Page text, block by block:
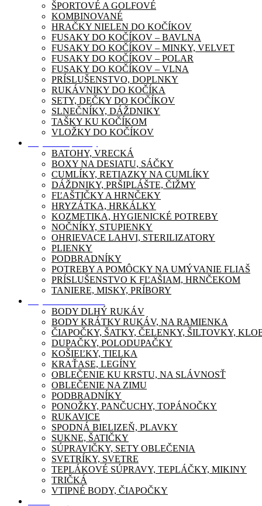
ŠPORTOVÉ A GOLFOVÉ
KOMBINOVANÉ
HRAČKY NIELEN DO KOČÍKOV
FUSAKY DO KOČÍKOV – BAVLNA
FUSAKY DO KOČÍKOV – MINKY, VELVET
FUSAKY DO KOČÍKOV – POLAR
FUSAKY DO KOČÍKOV – VLNA
PRÍSLUŠENSTVO, DOPLNKY
RUKÁVNIKY DO KOČÍKA
SETY, DEČKY DO KOČÍKOV
SLNEČNÍKY, DÁŽDNIKY
TAŠKY KU KOČÍKOM
VLOŽKY DO KOČÍKOV
BATOHY, VRECKÁ
BOXY NA DESIATU, SÁČKY
CUMLÍKY, RETIAZKY NA CUMLÍKY
DÁŽDNIKY, PRŠIPLÁŠTE, ČIŽMY
FĽAŠTIČKY A HRNČEKY
HRYZÁTKA, HRKÁLKY
KOZMETIKA, HYGIENICKÉ POTREBY
NOČNÍKY, STUPIENKY
OHRIEVACE LAHVI, STERILIZATORY
PLIENKY
PODBRADNÍKY
POTREBY A POMÔCKY NA UMÝVANIE FLIAŠ
PRÍSLUŠENSTVO K FĽAŠIAM, HRNČEKOM
TANIERE, MISKY, PRÍBORY
BODY DLHÝ RUKÁV
BODY KRÁTKY RUKÁV, NA RAMIENKA
ČIAPOČKY, ŠATKY, ČELENKY, ŠILTOVKY,
DUPAČKY, POLODUPAČKY
KOŠIEĽKY, TIELKA
KRAŤASE, LEGÍNY
OBLEČENIE KU KRSTU, NA SLÁVNOSŤ
OBLEČENIE NA ZIMU
PODBRADNÍKY
PONOŽKY, PANČUCHY, TOPÁNOČKY
RUKAVICE
SPODNÁ BIELIZEŇ, PLAVKY
SUKNE, ŠATIČKY
SÚPRAVIČKY, SETY OBLEČENIA
SVETRÍKY, SVETRE
TEPLÁKOVÉ SÚPRAVY, TEPLÁČKY, MIKINY
TRIČKÁ
VTIPNÉ BODY, ČIAPOČKY